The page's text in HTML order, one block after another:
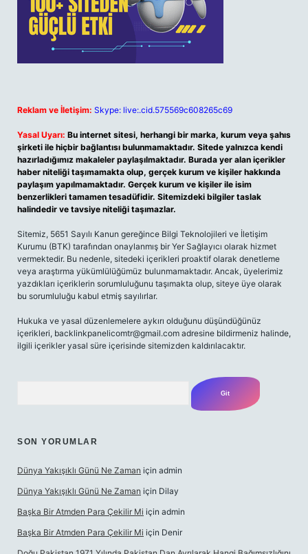
Reklam ve İletişim: Skype: live:.cid.575569c608265c69
Yasal Uyarı: Bu internet sitesi, herhangi bir marka, kurum veya şahıs
şirketi ile hiçbir bağlantısı bulunmamaktadır. Sitede yalnızca kendi
hazırladığımız makaleler paylaşılmaktadır. Burada yer alan içerikler
haber niteliği taşımamakta olup, gerçek kurum ve kişiler hakkında
paylaşım yapılmamaktadır. Gerçek kurum ve kişiler ile isim
benzerlikleri tamamen tesadüfidir. Sitemizdeki bilgiler taslak
halindedir ve tavsiye niteliği taşımazlar.
Sitemiz, 5651 Sayılı Kanun gereğince Bilgi Teknolojileri ve İletişim
Kurumu (BTK) tarafından onaylanmış bir Yer Sağlayıcı olarak hizmet
vermektedir. Bu nedenle, sitedeki içerikleri proaktif olarak denetleme
veya araştırma yükümlülüğümüz bulunmamaktadır. Ancak, üyelerimiz
yazdıkları içeriklerin sorumluluğunu taşımakta olup, siteye üye olarak
bu sorumluluğu kabul etmiş sayılırlar.
Hukuka ve yasal düzenlemelere aykırı olduğunu düşündüğünüz
içerikleri, backlinkpanelicomtr@gmail.com adresine bildirmeniz halinde,
ilgili içerikler yasal süre içerisinde sitemizden kaldırılacaktır.
SON YORUMLAR
Dünya Yakışıklı Günü Ne Zaman için admin
Dünya Yakışıklı Günü Ne Zaman için Dilay
Başka Bir Atmden Para Çekilir Mi için admin
Başka Bir Atmden Para Çekilir Mi için Denir